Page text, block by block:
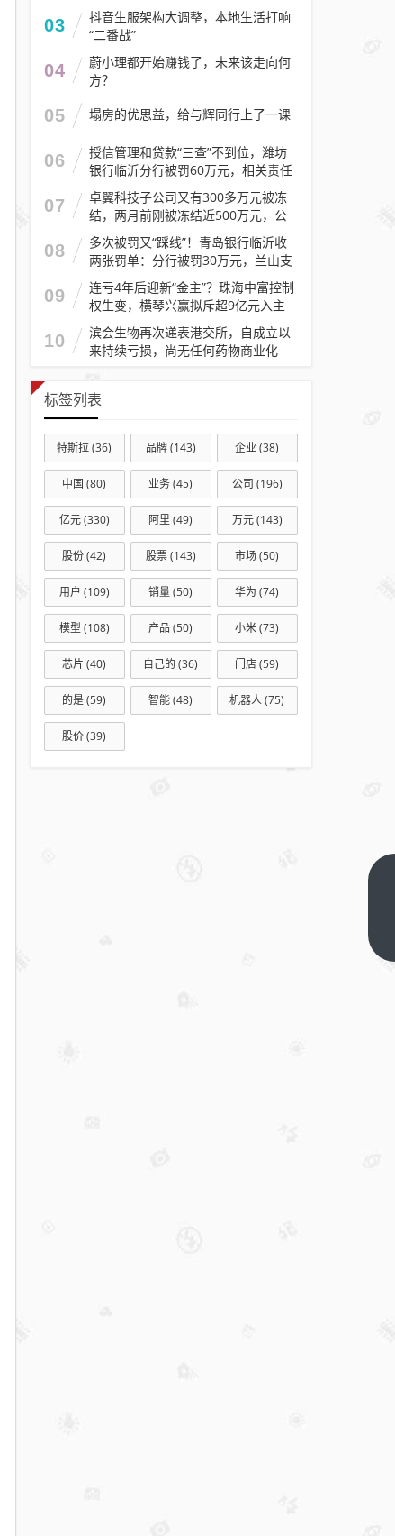
03
抖音生服架构大调整，本地生活打响
“二番战”
04
蔚小理都开始赚钱了，未来该走向何
方？
05 塌房的优思益，给与辉同行上了一课
06
授信管理和贷款“三查”不到位，潍坊
银行临沂分行被罚60万元，相关责任
人被警告
07
卓翼科技子公司又有300多万元被冻
结，两月前刚被冻结近500万元，公
司去年预计亏损至少2.1亿元
08
多次被罚又“踩线”！青岛银行临沂收
两张罚单：分行被罚30万元，兰山支
行被罚30万元
09
连亏4年后迎新“金主”？珠海中富控制
权生变，横琴兴赢拟斥超9亿元入主
10
滨会生物再次递表港交所，自成立以
来持续亏损，尚无任何药物商业化
标签列表
特斯拉(36) 品牌(143) 企业(38)
中国 (80) 业务(45) 公司 (196)
亿元(330) 阿里 (49) 万元(143)
股份(42) 股票(143) 市场(50)
用户 (109) 销量(50) 华为 (74)
模型 (108) 产品 (50) 小米(73)
芯片 (40) 自己的 (36) 门店(59)
的是(59) 智能(48) 机器人(75)
股价(39)